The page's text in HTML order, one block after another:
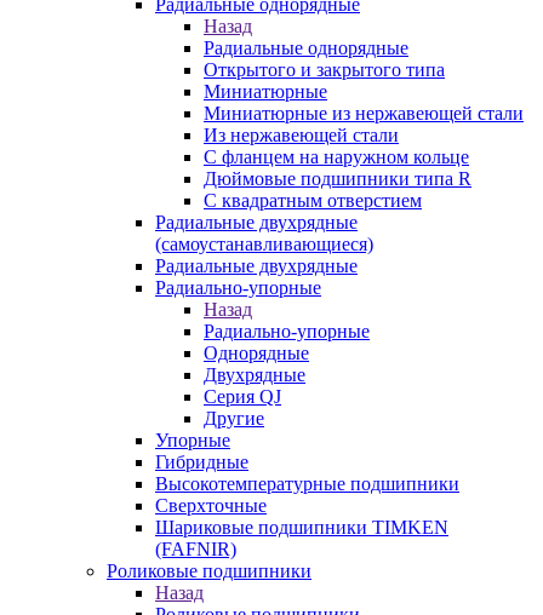
Радиальные однорядные
Назад
Радиальные однорядные
Открытого и закрытого типа
Миниатюрные
Миниатюрные из нержавеющей стали
Из нержавеющей стали
С фланцем на наружном кольце
Дюймовые подшипники типа R
С квадратным отверстием
Радиальные двухрядные
(самоустанавливающиеся)
Радиальные двухрядные
Радиально-упорные
Назад
Радиально-упорные
Однорядные
Двухрядные
Серия QJ
Другие
Упорные
Гибридные
Высокотемпературные подшипники
Сверхточные
Шариковые подшипники TIMKEN
(FAFNIR)
Роликовые подшипники
Назад